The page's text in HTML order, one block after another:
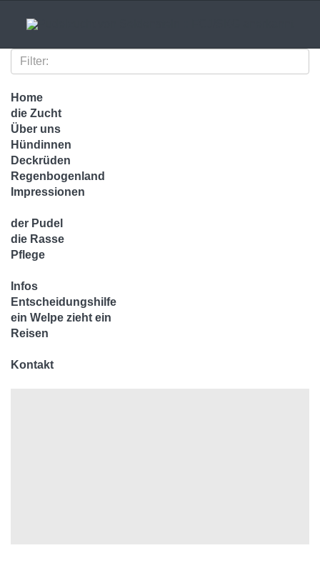
Home
die Zucht
Über uns
Hündinnen
Deckrüden
Regenbogenland
Impressionen
der Pudel
die Rasse
Pflege
Infos
Entscheidungshilfe
ein Welpe zieht ein
Reisen
Kontakt